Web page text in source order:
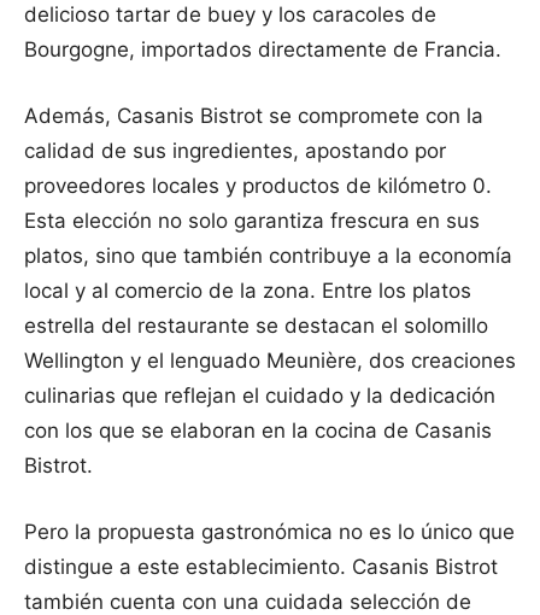
delicioso tartar de buey y los caracoles de
Bourgogne, importados directamente de Francia.
Además, Casanis Bistrot se compromete con la
calidad de sus ingredientes, apostando por
proveedores locales y productos de kilómetro 0.
Esta elección no solo garantiza frescura en sus
platos, sino que también contribuye a la economía
local y al comercio de la zona. Entre los platos
estrella del restaurante se destacan el solomillo
Wellington y el lenguado Meunière, dos creaciones
culinarias que reflejan el cuidado y la dedicación
con los que se elaboran en la cocina de Casanis
Bistrot.
Pero la propuesta gastronómica no es lo único que
distingue a este establecimiento. Casanis Bistrot
también cuenta con una cuidada selección de